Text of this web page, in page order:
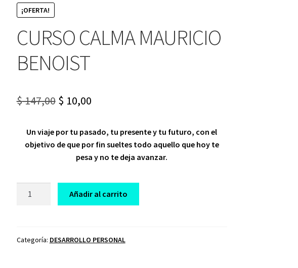
¡OFERTA!
CURSO CALMA MAURICIO
BENOIST
$147,00 Original
was:
$ 147,00.
$ 10,00Current
is:
$ 10,00.
Un viaje por tu pasado, tu presente y tu futuro, con el
objetivo de que por fin sueltes todo aquello que hoy te
pesa y no te deja avanzar.
cantidad
Añadir al carrito
Categoría: DESARROLLO PERSONAL